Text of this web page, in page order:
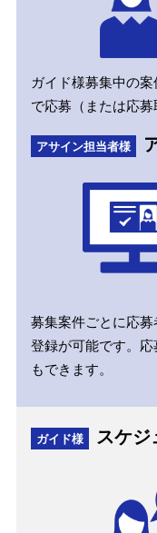
ガイド様募集中の
で応募（または応募
アサイン担当者様
募集案件ごとに応
登録が可能です。
もできます。
ガイド様 スケジ